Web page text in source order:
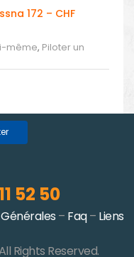
172 – CHF
même, Piloter un
52 50
– Faq– Liens
Rights Reserved.